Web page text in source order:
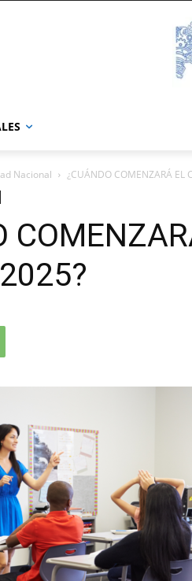
Nacional ¿CUÁNDO COMENZARÁ EL